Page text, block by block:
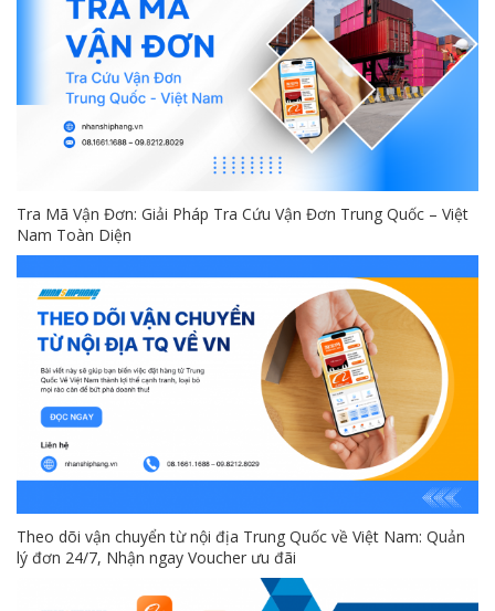
Tra Mã Vận Đơn: Giải Pháp Tra Cứu Vận Đơn Trung Quốc – Việt
Nam Toàn Diện
Theo dõi vận chuyển từ nội địa Trung Quốc về Việt Nam: Quản
lý đơn 24/7, Nhận ngay Voucher ưu đãi